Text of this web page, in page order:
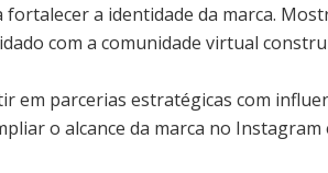
a identidade da marca.
com a comunidade virtual
em parcerias estratégicas com
o alcance da marca no